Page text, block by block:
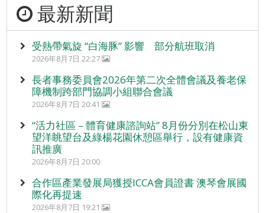
最新新聞
受熱帶氣旋 “白海豚” 影響 部分航班取消
2026年8月7日 22:27
長者事務委員會2026年第二次全體會議及養老保
障機制跨部門協調小組聯合會議
2026年8月7日 20:41
“活力社區 – 體育健康諮詢站” 8月份分別在松山東
望洋眺望台及綠楊花園休憩區舉行，設有健康資
訊推廣
2026年8月7日 20:00
合作區產業發展局獲授ICCA會員證書 澳琴會展國
際化再提速
2026年8月7日 19:21